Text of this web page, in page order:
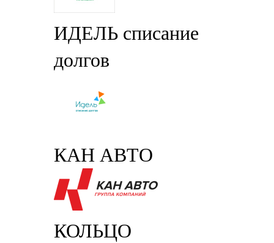
ИДЕЛЬ списание
долгов
КАН АВТО
КОЛЬЦО